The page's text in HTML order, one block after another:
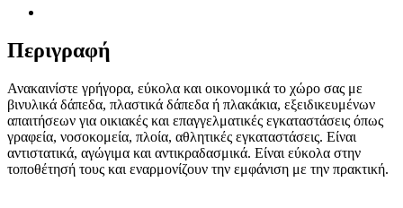
Περιγραφή
Ανακαινίστε γρήγορα, εύκολα και οικονομικά το χώρο σας με
βινυλικά δάπεδα, πλαστικά δάπεδα ή πλακάκια, εξειδικευμένων
απαιτήσεων για οικιακές και επαγγελματικές εγκαταστάσεις όπως
γραφεία, νοσοκομεία, πλοία, αθλητικές εγκαταστάσεις. Είναι
αντιστατικά, αγώγιμα και αντικραδασμικά. Είναι εύκολα στην
τοποθέτησή τους και εναρμονίζουν την εμφάνιση με την πρακτική.